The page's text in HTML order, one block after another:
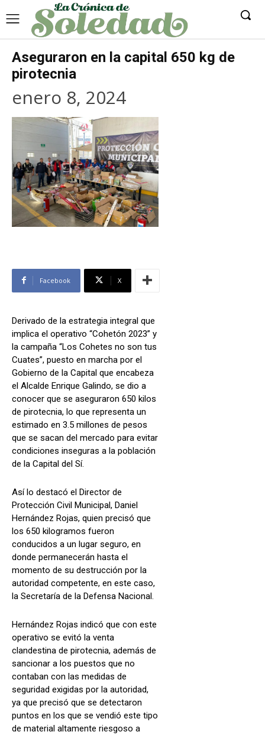
Aseguraron en la capital 650 kg de
pirotecnia
enero 8, 2024
Facebook X
Derivado de la estrategia integral que
implica el operativo “Cohetón 2023” y
la campaña “Los Cohetes no son tus
Cuates”, puesto en marcha por el
Gobierno de la Capital que encabeza
el Alcalde Enrique Galindo, se dio a
conocer que se aseguraron 650 kilos
de pirotecnia, lo que representa un
estimado en 3.5 millones de pesos
que se sacan del mercado para evitar
condiciones inseguras a la población
de la Capital del Sí.
Así lo destacó el Director de
Protección Civil Municipal, Daniel
Hernández Rojas, quien precisó que
los 650 kilogramos fueron
conducidos a un lugar seguro, en
donde permanecerán hasta el
momento de su destrucción por la
autoridad competente, en este caso,
la Secretaría de la Defensa Nacional.
Hernández Rojas indicó que con este
operativo se evitó la venta
clandestina de pirotecnia, además de
sancionar a los puestos que no
contaban con las medidas de
seguridad exigidas por la autoridad,
ya que precisó que se detectaron
puntos en los que se vendió este tipo
de material altamente riesgoso a